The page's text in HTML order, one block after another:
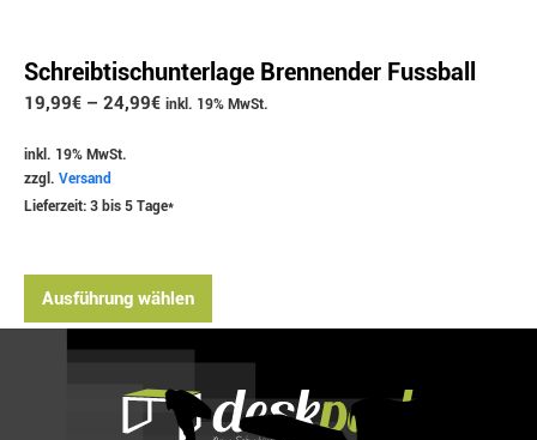
Schreibtischunterlage Brennender Fussball
19,99€ – 24,99€ inkl. 19% MwSt.
inkl. 19% MwSt.
zzgl. Versand
Lieferzeit: 3 bis 5 Tage*
Ausführung wählen